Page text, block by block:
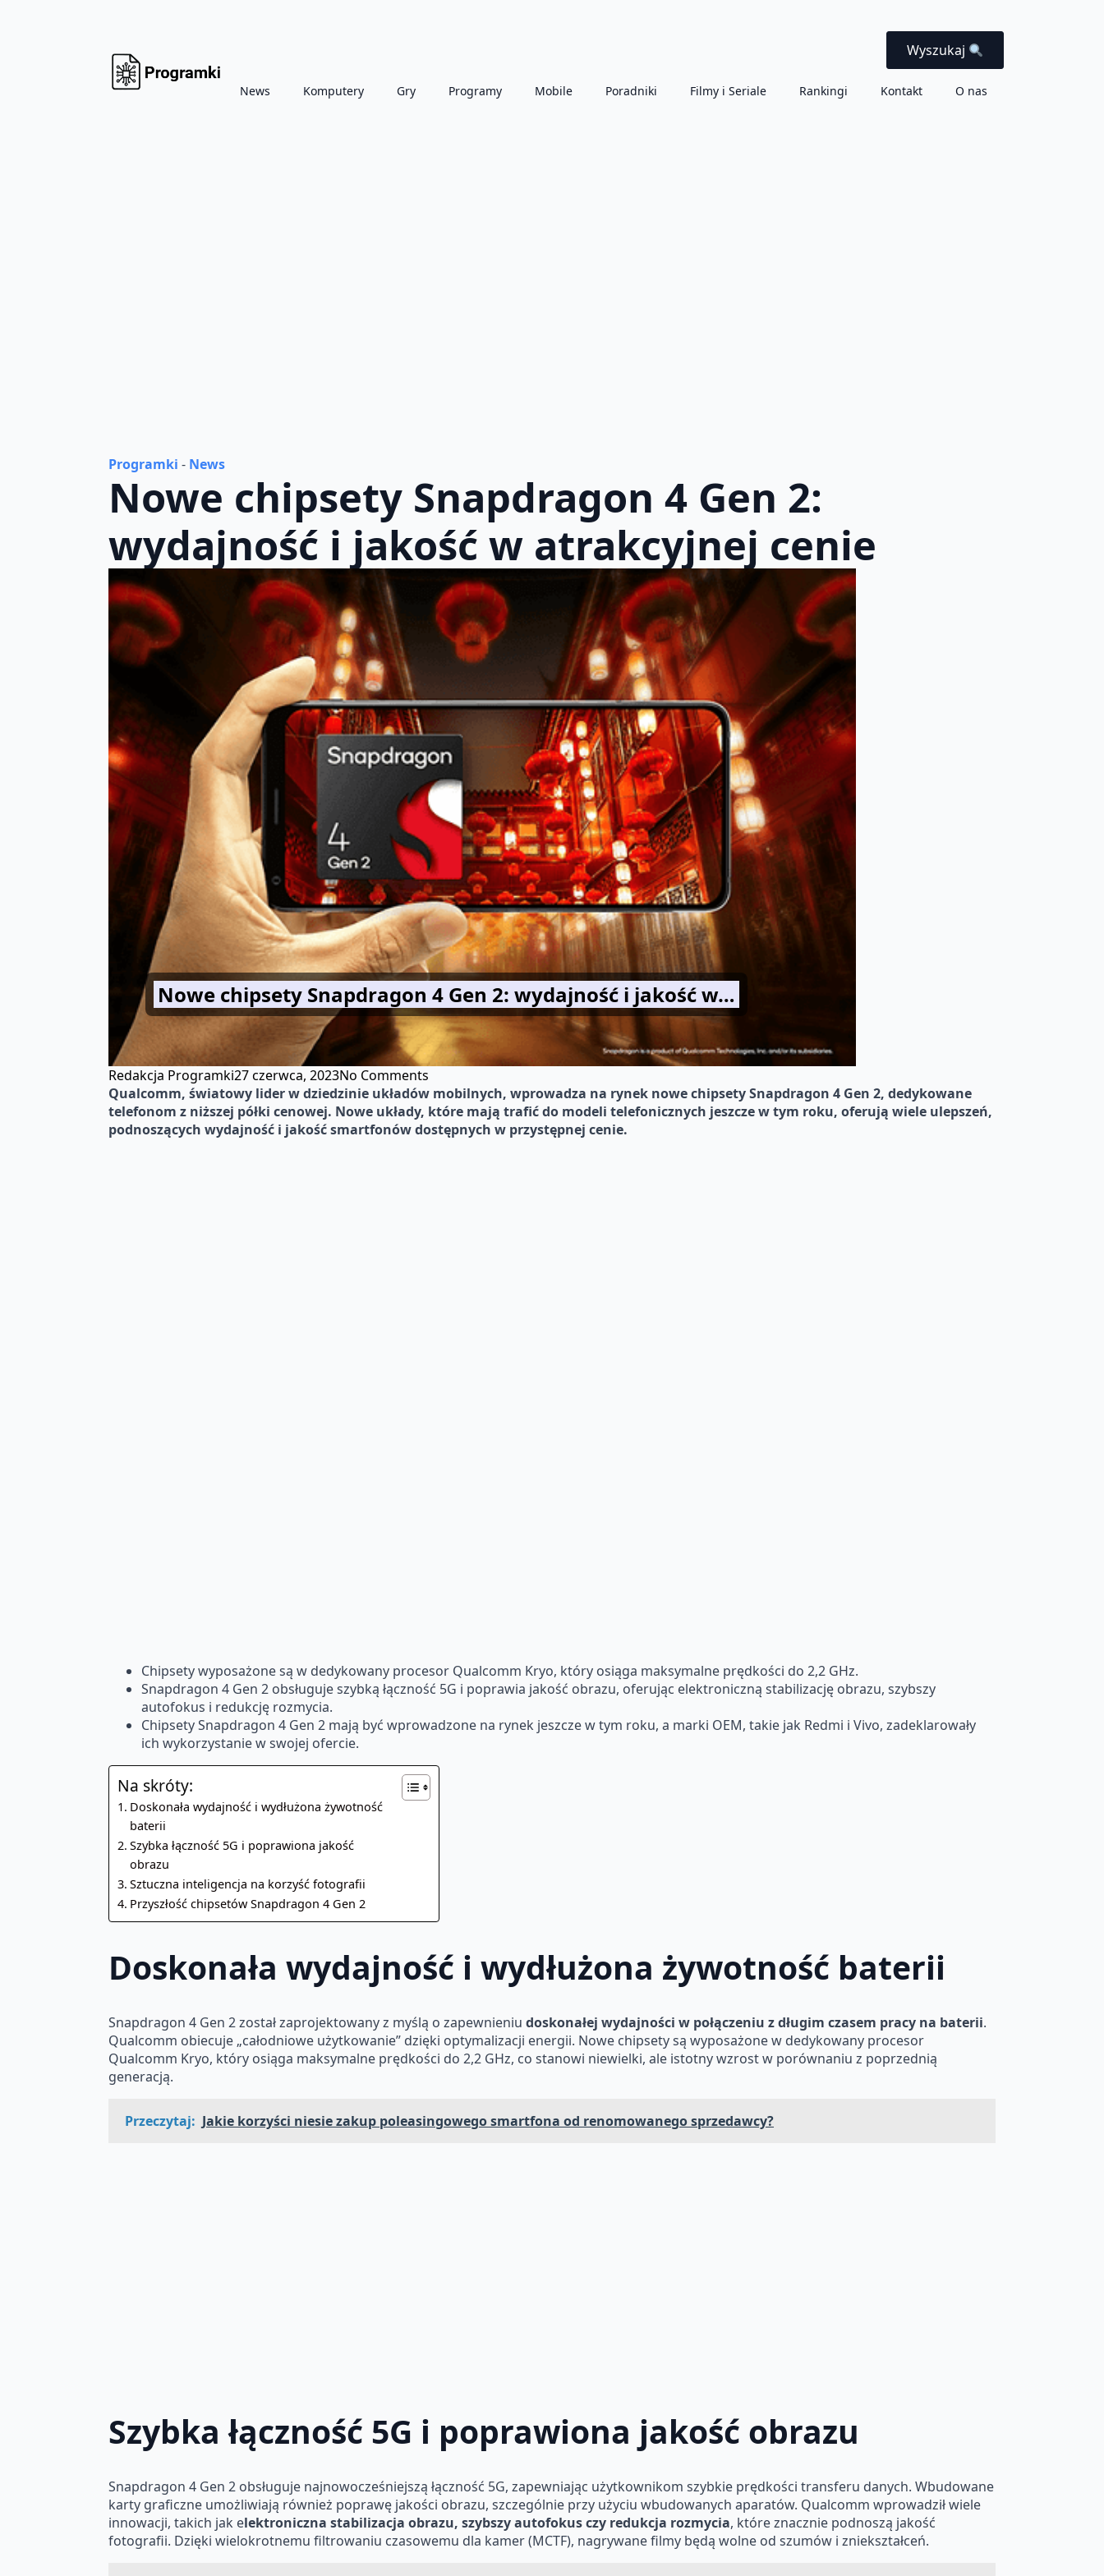
Wyszukaj
News Komputery Gry Programy Mobile Poradniki Filmy i Seriale Rankingi Kontakt O nas
Programki - News
Nowe chipsety Snapdragon 4 Gen 2:
wydajność i jakość w atrakcyjnej cenie
Nowe chipsety Snapdragon 4 Gen 2: wydajność i jakość w…
Redakcja Programki27 czerwca, 2023No Comments
Qualcomm, światowy lider w dziedzinie układów mobilnych, wprowadza na rynek nowe chipsety Snapdragon 4 Gen 2, dedykowane
telefonom z niższej półki cenowej. Nowe układy, które mają trafić do modeli telefonicznych jeszcze w tym roku, oferują wiele ulepszeń,
podnoszących wydajność i jakość smartfonów dostępnych w przystępnej cenie.
Chipsety wyposażone są w dedykowany procesor Qualcomm Kryo, który osiąga maksymalne prędkości do 2,2 GHz.
Snapdragon 4 Gen 2 obsługuje szybką łączność 5G i poprawia jakość obrazu, oferując elektroniczną stabilizację obrazu, szybszy
autofokus i redukcję rozmycia.
Chipsety Snapdragon 4 Gen 2 mają być wprowadzone na rynek jeszcze w tym roku, a marki OEM, takie jak Redmi i Vivo, zadeklarowały
ich wykorzystanie w swojej ofercie.
Na skróty:
Doskonała wydajność i wydłużona żywotność
baterii
Szybka łączność 5G i poprawiona jakość
obrazu
Sztuczna inteligencja na korzyść fotografii
Przyszłość chipsetów Snapdragon 4 Gen 2
Doskonała wydajność i wydłużona żywotność baterii
Snapdragon 4 Gen 2 został zaprojektowany z myślą o zapewnieniu doskonałej wydajności w połączeniu z długim czasem pracy na baterii.
Qualcomm obiecuje „całodniowe użytkowanie” dzięki optymalizacji energii. Nowe chipsety są wyposażone w dedykowany procesor
Qualcomm Kryo, który osiąga maksymalne prędkości do 2,2 GHz, co stanowi niewielki, ale istotny wzrost w porównaniu z poprzednią
generacją.
Przeczytaj: Jakie korzyści niesie zakup poleasingowego smartfona od renomowanego sprzedawcy?
Szybka łączność 5G i poprawiona jakość obrazu
Snapdragon 4 Gen 2 obsługuje najnowocześniejszą łączność 5G, zapewniając użytkownikom szybkie prędkości transferu danych. Wbudowane
karty graficzne umożliwiają również poprawę jakości obrazu, szczególnie przy użyciu wbudowanych aparatów. Qualcomm wprowadził wiele
innowacji, takich jak elektroniczna stabilizacja obrazu, szybszy autofokus czy redukcja rozmycia, które znacznie podnoszą jakość
fotografii. Dzięki wielokrotnemu filtrowaniu czasowemu dla kamer (MCTF), nagrywane filmy będą wolne od szumów i zniekształceń.